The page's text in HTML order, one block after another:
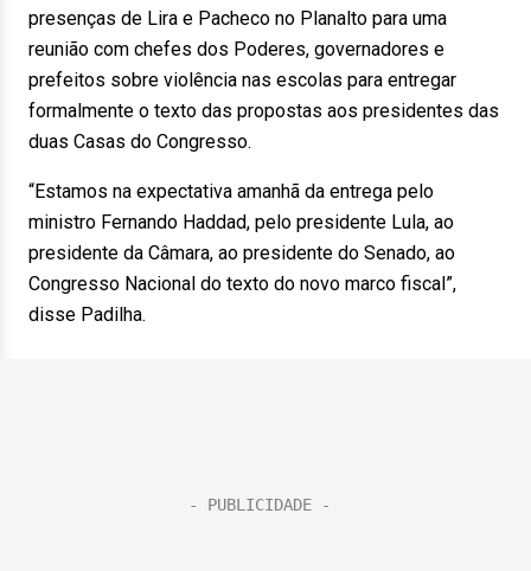
presenças de Lira e Pacheco no Planalto para uma
reunião com chefes dos Poderes, governadores e
prefeitos sobre violência nas escolas para entregar
formalmente o texto das propostas aos presidentes das
duas Casas do Congresso.
“Estamos na expectativa amanhã da entrega pelo
ministro Fernando Haddad, pelo presidente Lula, ao
presidente da Câmara, ao presidente do Senado, ao
Congresso Nacional do texto do novo marco fiscal”,
disse Padilha.